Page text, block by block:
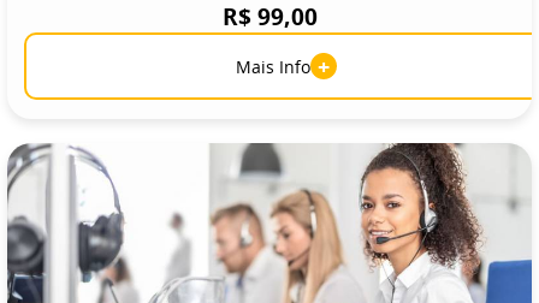
R$ 99,00
Mais Info +